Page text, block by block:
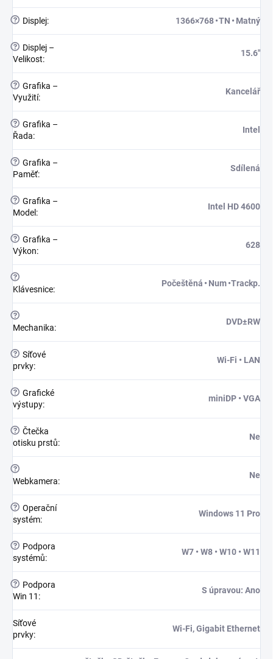
? Displej: 1366×768 • TN • Matný
?
Displej –
Velikost:
15.6"
? Grafika –
Využití:
Kancelář
? Grafika –
Řada:
Intel
? Grafika –
Paměť:
Sdílená
? Grafika –
Model :
Intel HD 4600
? Grafika –
Výkon:
628
?
Klávesnice:
Počeštěná • Num •Trackp.
?
Mechanika:
DVD±RW
? Síťové
prvky:
Wi-Fi • LAN
? Grafické
výstupy:
miniDP • VGA
? Čtečka
otisku prstů:
Ne
?
Webkamera:
Ne
? Operační
systém:
Windows 11 Pro
?
Podpora
systémů:
W7 • W8 • W10 • W11
?
Podpora
Win 11 :
S úpravou: Ano
Síťové
prvky:
Wi-Fi, Gigabit Ethernet